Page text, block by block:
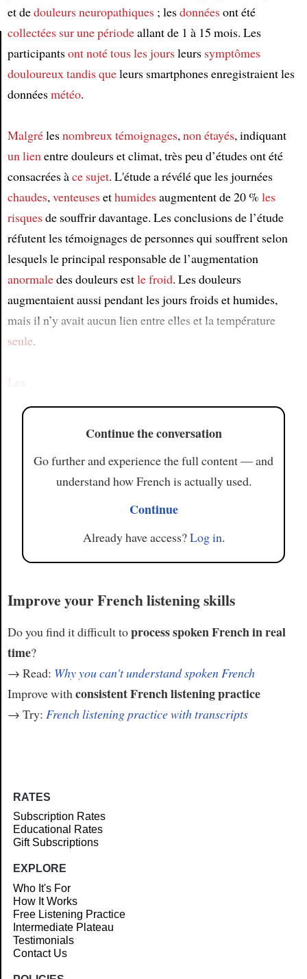
Article
et dedouleurs neuropathiques; lesdonnéesont été
collectées sur une périodeallant de 1 à 15 mois. Les
participantsont notétous les joursleurs symptômes
douloureux tandis queleurs smartphones enregistraient les
donnéesmétéo.
Malgrélesnombreux témoignages, non étayés, indiquant
un lien entre douleurs et climat, très peu d’études ont été
consacrées àce sujet. L'étude a révélé que les journées
chaudes, venteusesethumidesaugmentent de 20 % les
risquesde souffrir davantage. Les conclusions de l’étude
réfutent les témoignages de personnes qui souffrent selon
lesquels le principal responsable de l’augmentation
anormaledes douleurs estle froid. Les douleurs
augmentaient aussi pendant les jours froids et humides,
mais il n’y avait aucun lien entre elles et la température
seule.
Les
Continue the conversation
Go further and experience the full content — and
understand how French is actually used.
Continue
Already have access?Log in.
Improve your French listening skills
Do you find it difficult toprocess spoken French in real
time?
→ Read: Why you can't understand spoken French
Improve withconsistent French listening practice
→ Try: French listening practice with transcripts
RATES
Subscription Rates
Educational Rates
Gift Subscriptions
EXPLORE
Who It's For
How It Works
Free Listening Practice
Intermediate Plateau
Testimonials
Contact Us